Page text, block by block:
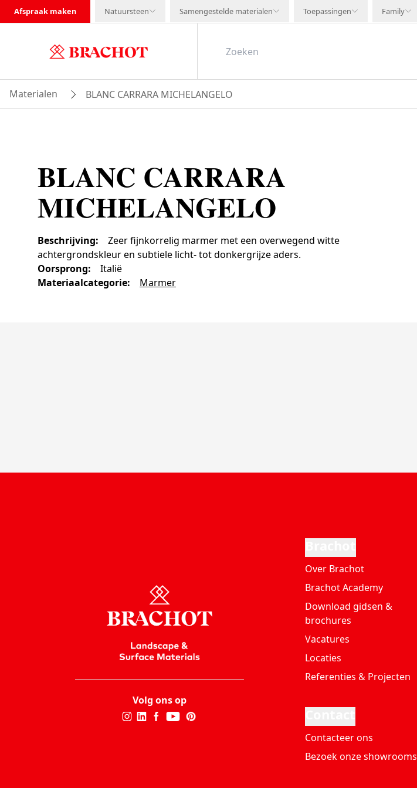
Afspraak maken Natuursteen Samengestelde materialen Toepassingen Family
Materialen BLANC CARRARA MICHELANGELO
BLANC CARRARA
MICHELANGELO
Beschrijving:
Zeer fijnkorrelig marmer met een overwegend witte
achtergrondskleur en subtiele licht- tot donkergrijze aders.
Oorsprong:
Italië
Materiaalcategorie: Marmer
Volg ons op
Over Brachot
Brachot Academy
Download gidsen &
brochures
Vacatures
Locaties
Referenties & Projecten
Contacteer ons
Bezoek onze showrooms